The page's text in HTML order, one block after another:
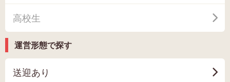
高校生
運営形態で探す
送迎あり